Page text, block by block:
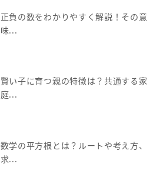
正負の数をわかりやすく解説！その意
味...
賢い子に育つ親の特徴は？共通する家
庭...
数学の平方根とは？ルートや考え方、
求...